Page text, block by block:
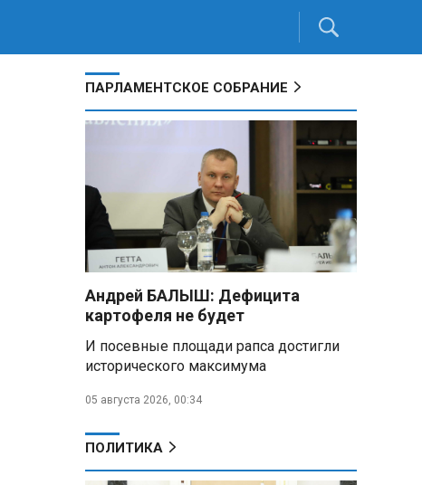
ПАРЛАМЕНТСКОЕ СОБРАНИЕ
Андрей БАЛЫШ: Дефицита
картофеля не будет
И посевные площади рапса достигли
исторического максимума
05 августа 2026, 00:34
ПОЛИТИКА